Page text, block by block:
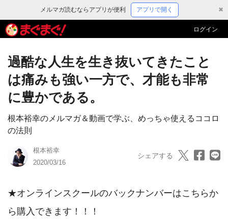
メルマガ読むならアプリが便利 アプリで開く ✖
ログイン
過酷な人生を生き抜いてきたこと
は痛みも強い一方で、才能も非常
に豊かである。
根本裕幸のメルマガ＆動画で学ぶ、めっちゃ使えるココロ
の法則
根本裕幸
2020/03/16
シェアする
★オンラインスクールのバックナンバーはこちらか
ら購入できます！！！